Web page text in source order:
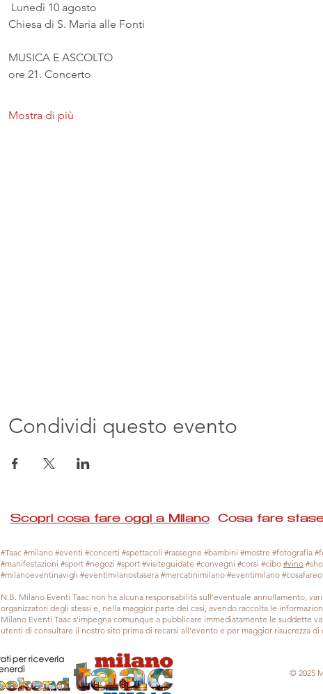
Lunedì 10 agosto
Chiesa di S. Maria alle Fonti
MUSICA E ASCOLTO
ore 21. Concerto
Mostra di più
Condividi questo evento
Scopri cosa fare oggi a MilanoCosa fare
#Taac #milano #eventi #concerti #spettacoli #rassegne #bambini #mostre #fotografia
#manifestazioni #sport #negozi #sport #visiteguidate #convegni #corsi #cibo #vino
#milanoeventinavigli #eventimilanostasera #mercatinimilano #eventimilano
N.B. Milano Eventi Taac non ha alcuna responsabilità sull'eventuale annullamento,
organizzatori degli stessi e, nella maggior parte dei casi, avendo raccolta le
Milano Eventi Taac s'impegna comunque a pubblicare immediatamente le suddette
utenti di consultare il nostro sito prima di recarsi all'evento e per maggior risucrezza
© 2025